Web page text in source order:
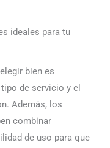
ideales para tu
bien es
de servicio y el
Además, los
combinar
de uso para que